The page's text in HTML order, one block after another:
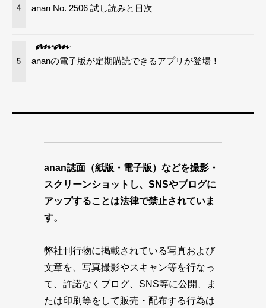
4 anan No. 2506 試し読みと目次
5 ananの電子版が定期購読できるアプリが登場！
anan誌面（紙版・電子版）などを撮影・
スクリーンショットし、SNSやブログに
アップすることは法律で禁止されていま
す。
弊社刊行物に掲載されている写真および
文章を、写真撮影やスキャン等を行なっ
て、許諾なくブログ、SNS等に公開、ま
たは印刷等をして販売・配布する行為は